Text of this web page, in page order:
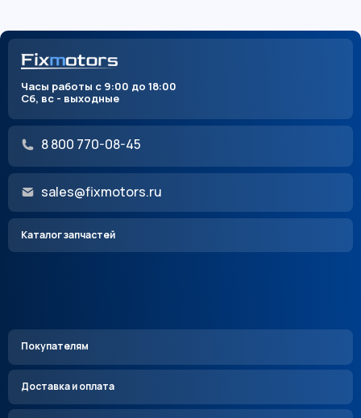
Часы работы с 9:00 до 18:00
Сб, вс - выходные
8 800 770-08-45
sales@fixmotors.ru
Каталог запчастей
Покупателям
Доставка и оплата